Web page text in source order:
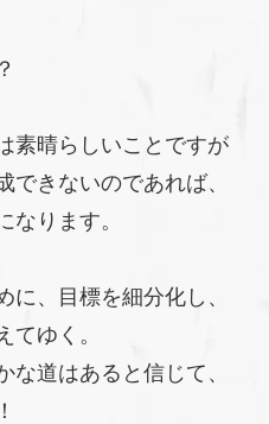
素晴らしいことですが
できないのであれば、
なります。
に、目標を細分化し、
てゆく。
な道はあると信じて、